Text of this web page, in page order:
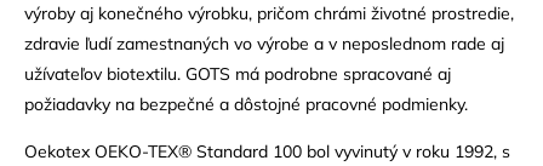
výroby aj konečného výrobku, pričom chrámi životné prostredie,
zdravie ľudí zamestnaných vo výrobe a v neposlednom rade aj
užívateľov biotextilu. GOTS má podrobne spracované aj
požiadavky na bezpečné a dôstojné pracovné podmienky.
Oekotex OEKO-TEX® Standard 100 bol vyvinutý v roku 1992, s